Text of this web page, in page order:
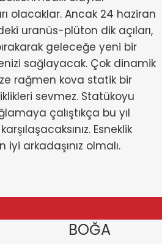
olacaklar. Ancak 24 haziran
uranüs-plüton dik açıları,
geleceğe yeni bir
sağlayacak. Çok dinamik
rağmen kova statik bir
sevmez. Statükoyu
çalıştıkça bu yıl
Esneklik
arkadaşınız olmalı.
BOĞA